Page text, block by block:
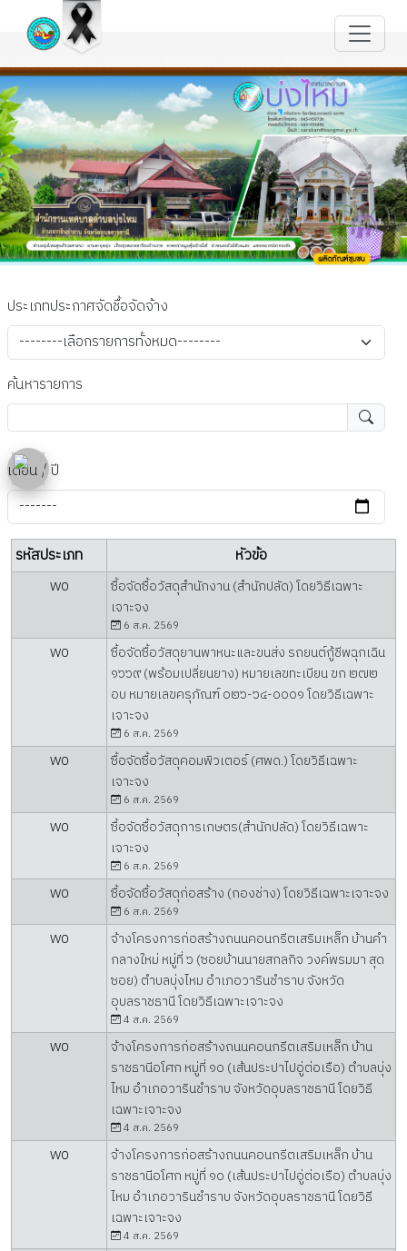
ประเภทประกาศจัดชื้อจัดจ้าง
ค้นหารายการ
เดือน / ปี
รหัสประเภท หัวข้อ
W0
ซื้อจัดซื้อวัสดุสำนักงาน (สำนักปลัด) โดยวิธีเฉพาะ
เจาะจง
6 ส.ค. 2569
W0
ซื้อจัดซื้อวัสดุยานพาหนะและขนส่ง รถยนต์กู้ชีพฉุกเฉิน
๑๖๖๙ (พร้อมเปลี่ยนยาง) หมายเลขทะเบียน ขก ๒๗๒
อบ หมายเลขครุภัณฑ์ ๐๒๖-๖๔-๐๐๐๑ โดยวิธีเฉพาะ
เจาะจง
6 ส.ค. 2569
W0
ซื้อจัดซื้อวัสดุคอมพิวเตอร์ (ศพด.) โดยวิธีเฉพาะ
เจาะจง
6 ส.ค. 2569
W0
ซื้อจัดซื้อวัสดุการเกษตร(สำนักปลัด) โดยวิธีเฉพาะ
เจาะจง
6 ส.ค. 2569
W0 ซื้อจัดซื้อวัสดุก่อสร้าง (กองช่าง) โดยวิธีเฉพาะเจาะจง
6 ส.ค. 2569
W0
จ้างโครงการก่อสร้างถนนคอนกรีตเสริมเหล็ก บ้านคำ
กลางใหม่ หมู่ที่ ๖ (ซอยบ้านนายสกลกิจ วงค์พรมมา สุด
ซอย) ตำบลบุ่งไหม อำเภอวารินชำราบ จังหวัด
อุบลราชธานี โดยวิธีเฉพาะเจาะจง
4 ส.ค. 2569
W0
จ้างโครงการก่อสร้างถนนคอนกรีตเสริมเหล็ก บ้าน
ราชธานีอโศก หมู่ที่ ๑๐ (เส้นประปาไปอู่ต่อเรือ) ตำบลบุ่ง
ไหม อำเภอวารินชำราบ จังหวัดอุบลราชธานี โดยวิธี
เฉพาะเจาะจง
4 ส.ค. 2569
W0
จ้างโครงการก่อสร้างถนนคอนกรีตเสริมเหล็ก บ้าน
ราชธานีอโศก หมู่ที่ ๑๐ (เส้นประปาไปอู่ต่อเรือ) ตำบลบุ่ง
ไหม อำเภอวารินชำราบ จังหวัดอุบลราชธานี โดยวิธี
เฉพาะเจาะจง
4 ส.ค. 2569